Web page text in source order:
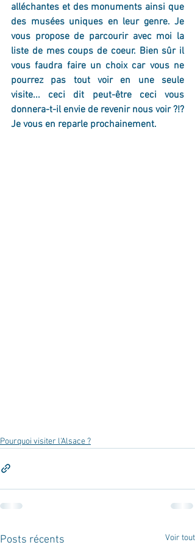
alléchantes et des monuments ainsi que
des musées uniques en leur genre. Je
vous propose de parcourir avec moi la
liste de mes coups de coeur. Bien sûr il
vous faudra faire un choix car vous ne
pourrez pas tout voir en une seule
visite... ceci dit peut-être ceci vous
donnera-t-il envie de revenir nous voir ?!?
Je vous en reparle prochainement.
Pourquoi visiter l'Alsace ?
Posts récents Voir tout